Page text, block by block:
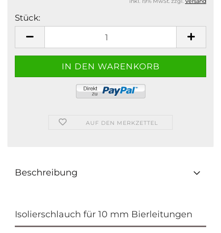
Stück:
AUF DEN MERKZETTEL
Beschreibung
Isolierschlauch für 10 mm Bierleitungen